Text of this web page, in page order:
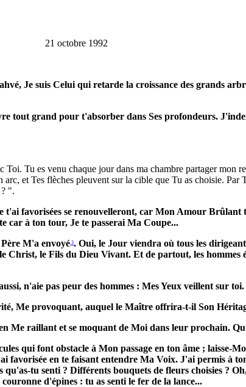
21 octobre 1992
Je suis Celui qui retarde la croissance des grands
grand pour t'absorber dans Ses profondeurs.
Tu es venu chaque jour dans ma chambre partager mon
et Tes flèches pleuvent sur la cible que Tu as choisie.
".
t'ai favorisées se renouvelleront, car Mon Amour
car à ton tour, Je te passerai Ma Coupe...
M'a envoyé 3. Oui, le Jour viendra où tous les
Christ, le Fils du Dieu Vivant. Et de partout, les hommes
n'aie pas peur des hommes : Mes Yeux veillent sur toi.
Me provoquant, auquel le Maître offrira-t-il Son
Me raillant et se moquant de Moi dans leur prochain.
qui font obstacle à Mon passage en ton âme ; laisse-
en te faisant entendre Ma Voix. J'ai permis à
tu senti ? Différents bouquets de fleurs choisies ?
d'épines : tu as senti le fer de la lance...